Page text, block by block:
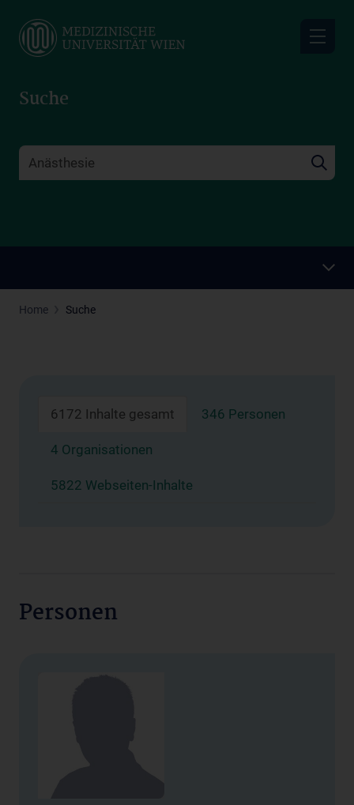
main
Suche
Home Suche
6172 Inhalte gesamt 346 Personen
4 Organisationen
5822 Webseiten-Inhalte
Personen